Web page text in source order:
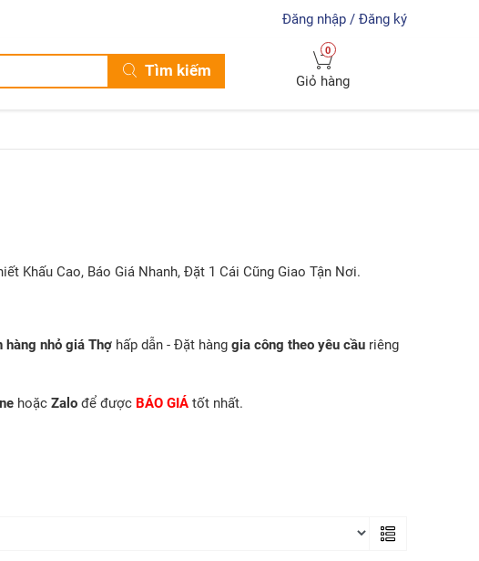
Đăng nhập / Đăng ký
Tìm kiếm
Giỏ hàng
0
Khấu Cao, Báo Giá Nhanh, Đặt 1 Cái Cũng Giao Tận Nơi.
hàng nhỏ giá Thợ hấp dẫn - Đặt hàng gia công theo yêu cầu riêng
hoặc Zalo để được BÁO GIÁ tốt nhất.